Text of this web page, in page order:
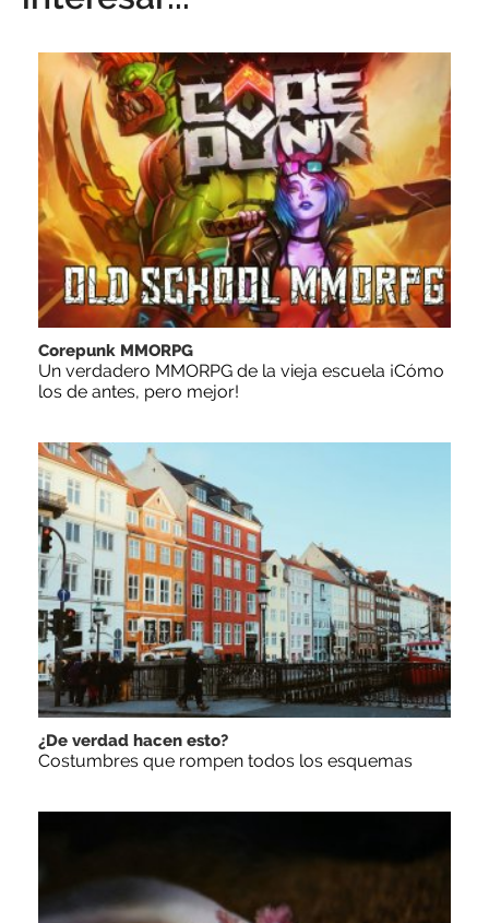
Corepunk MMORPG
Un verdadero MMORPG de la vieja escuela ¡Cómo
los de antes, pero mejor!
¿De verdad hacen esto?
Costumbres que rompen todos los esquemas